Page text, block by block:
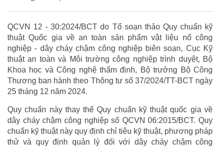
QCVN 12 - 30:2024/BCT do Tổ soạn thảo Quy chuẩn kỹ
thuật Quốc gia về an toàn sản phẩm vật liệu nổ công
nghiệp - dây cháy chậm công nghiệp biên soạn, Cục Kỹ
thuật an toàn và Môi trường công nghiệp trình duyệt, Bộ
Khoa học và Công nghệ thẩm định, Bộ trưởng Bộ Công
Thương ban hành theo Thông tư số 37/2024/TT-BCT ngày
25 tháng 12 năm 2024.
Quy chuẩn này thay thế Quy chuẩn kỹ thuật quốc gia về
dây cháy chậm công nghiệp số QCVN 06:2015/BCT. Quy
chuẩn kỹ thuật này quy định chỉ tiêu kỹ thuật, phương pháp
thử và quy định quản lý đối với dây cháy chậm công